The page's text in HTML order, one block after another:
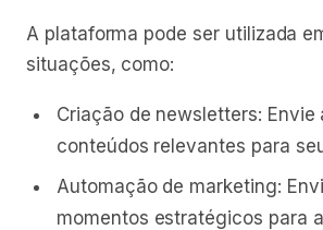
A plataforma pode ser utilizada
situações, como:
Criação de newsletters: Envie
conteúdos relevantes para
Automação de marketing:
momentos estratégicos para